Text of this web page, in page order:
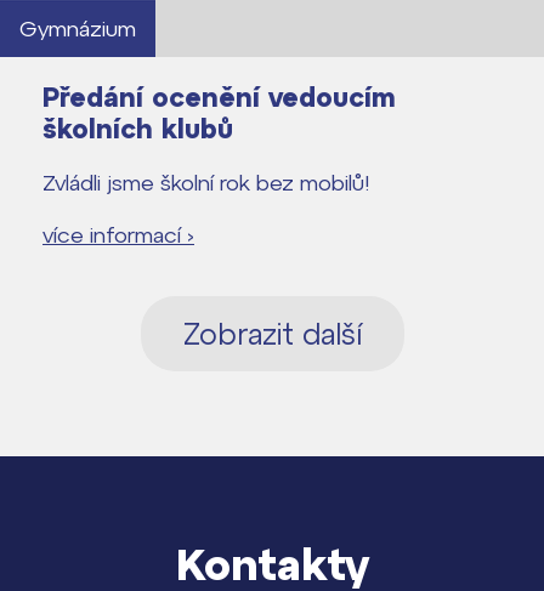
Gymnázium
Předání ocenění vedoucím
školních klubů
Zvládli jsme školní rok bez mobilů!
více informací ›
Zobrazit další
Kontakty